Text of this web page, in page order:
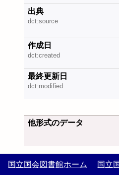
出典
dct:source
作成日
dct:created
最終更新日
dct:modified
他形式のデータ
国立国会図書館ホーム 国立